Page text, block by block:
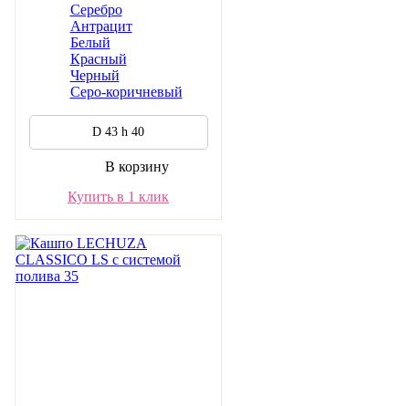
Серебро
Антрацит
Белый
Красный
Черный
Серо-коричневый
D 43 h 40
В корзину
Купить в 1 клик